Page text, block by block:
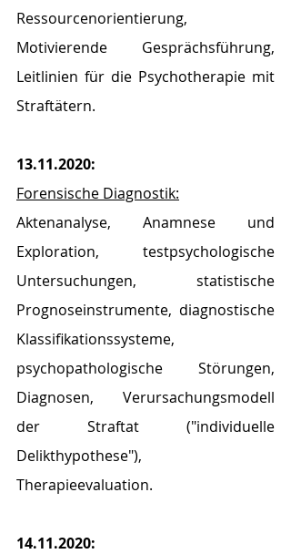
Ressourcenorientierung,
Motivierende Gesprächsführung,
Leitlinien für die Psychotherapie mit
Straftätern.
13.11.2020:
Forensische Diagnostik:
Aktenanalyse, Anamnese und
Exploration, testpsychologische
Untersuchungen, statistische
Prognoseinstrumente, diagnostische
Klassifikationssysteme,
psychopathologische Störungen,
Diagnosen, Verursachungsmodell
der Straftat ("individuelle
Delikthypothese"),
Therapieevaluation.
14.11.2020: